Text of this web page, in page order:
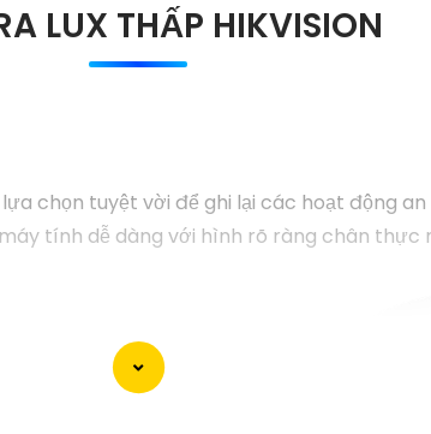
LUX THẤP HIKVISION
chọn tuyệt vời để ghi lại các hoạt động
tính dễ dàng với hình rõ ràng chân thực